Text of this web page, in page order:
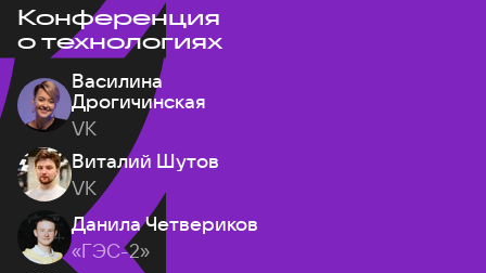
Конференция
о технологиях
Василина
Дрогичинская
VK
Виталий Шутов
VK
Данила Четвериков
«ГЭС-2»